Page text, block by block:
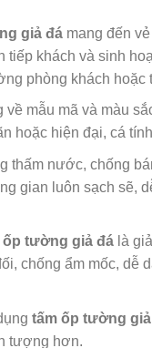
giả đámang đến vẻ
khách và sinh
phòng khách hoặc
mẫu mã và màu
hoặc hiện đại, cá
thấm nước, chống
gian luôn sạch sẽ,
ốp tường giả đálà
chống ẩm mốc, dễ
tấm ốp tường
tượng hơn.